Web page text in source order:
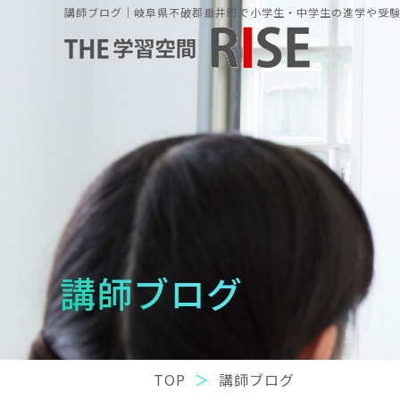
講師ブログ｜岐阜県不破郡垂井町で小学生・中学生の進学や受
講師ブログ
TOP 講師ブログ